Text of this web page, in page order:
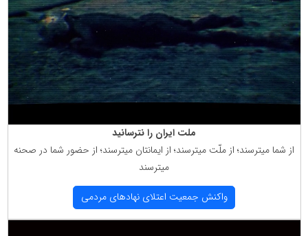
ملت ایران را نترسانید
از شما میترسند؛ از ملّت میترسند؛ از ایمانتان میترسند؛ از حضور شما در صحنه
میترسند
واكنش جمعیت اعتلای نهادهای مردمی